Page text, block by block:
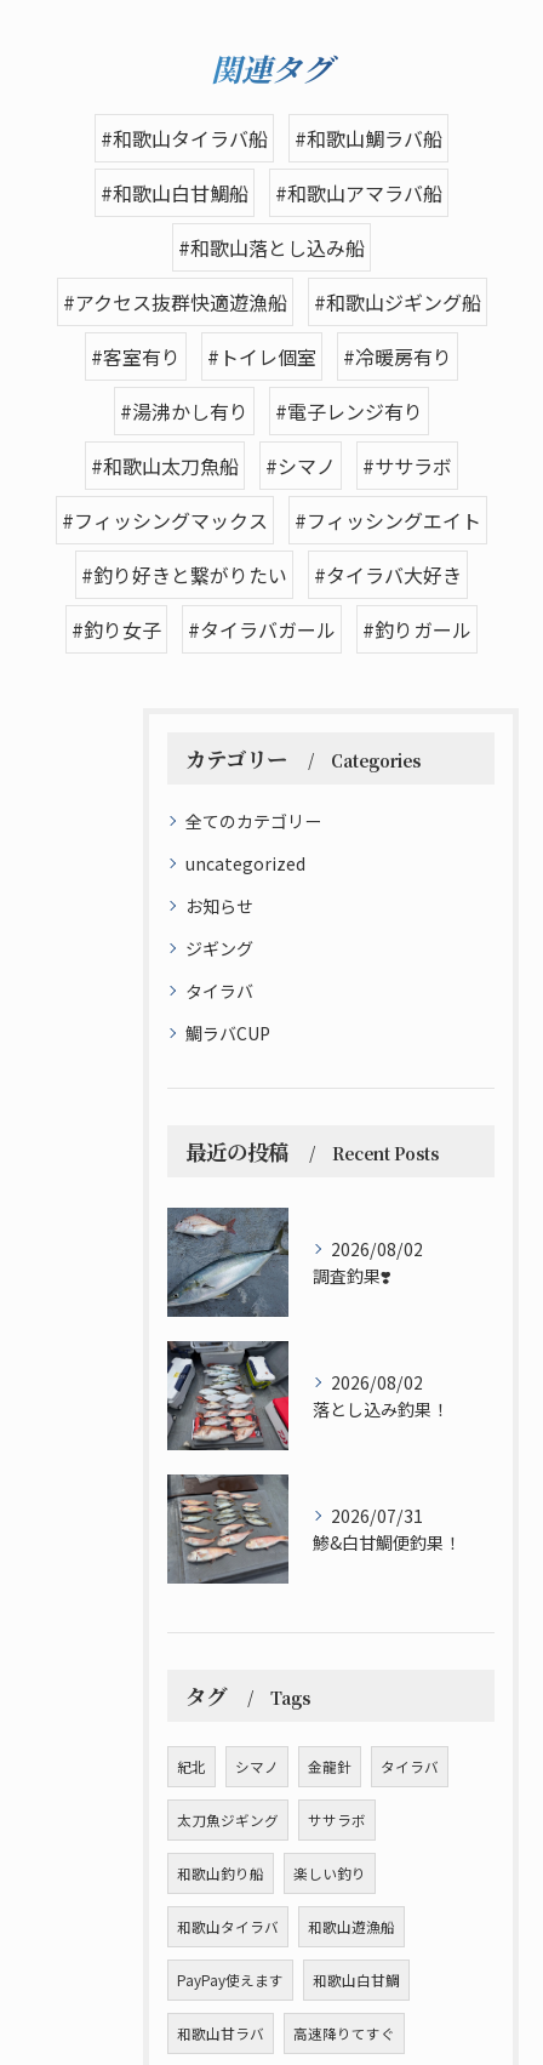
関連タグ
#和歌山タイラバ船
#和歌山鯛ラバ船
#和歌山白甘鯛船
#和歌山アマラバ船
#和歌山落とし込み船
#アクセス抜群快適遊漁船
#和歌山ジギング船
#客室有り
#トイレ個室
#冷暖房有り
#湯沸かし有り
#電子レンジ有り
#和歌山太刀魚船
#シマノ
#ササラボ
#フィッシングマックス
#フィッシングエイト
#釣り好きと繋がりたい
#タイラバ大好き
#釣り女子
#タイラバガール #釣りガール
カテゴリー Categories
全てのカテゴリー
uncategorized
お知らせ
ジギング
タイラバ
鯛ラバCUP
最近の投稿 Recent Posts
2026/08/02
調査釣果❣️
2026/08/02
落とし込み釣果！
2026/07/31
鯵&白甘鯛便釣果！
タグ Tags
紀北 シマノ 金龍針 タイラバ
太刀魚ジギング ササラボ
和歌山釣り船 楽しい釣り
和歌山タイラバ 和歌山遊漁船
PayPay使えます 和歌山白甘鯛
和歌山甘ラバ 高速降りてすぐ